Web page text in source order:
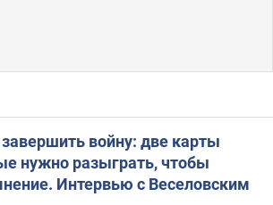
завершить войну: две карты
нужно разыграть, чтобы
Интервью с Веселовским